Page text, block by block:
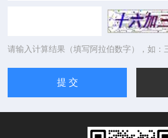
请输入计算结果（填写阿拉伯数字），如：